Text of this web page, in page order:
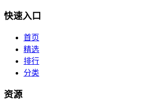
快速入口
首页
精选
排行
分类
资源